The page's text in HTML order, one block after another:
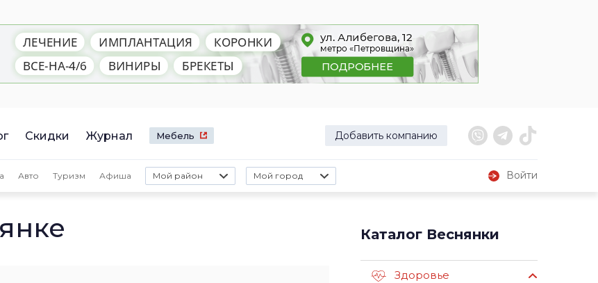
Скидки Журнал Мебель Добавить компанию
Авто Туризм Афиша Мой район Мой город
Войти
Каталог Веснянки
Здоровье